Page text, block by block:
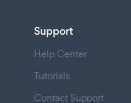
Support
Help Center
Tutorials
Contact Support